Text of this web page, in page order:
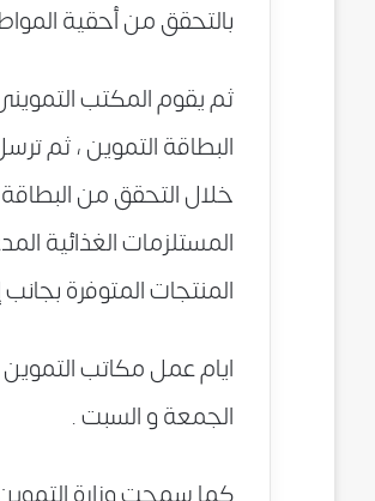
بالتحقق من أحقية
ثم يقوم المكتب
البطاقة التموين ، ثم
خلال التحقق من
المستلزمات الغذائية
المنتجات المتوفرة
الجمعة و السبت .